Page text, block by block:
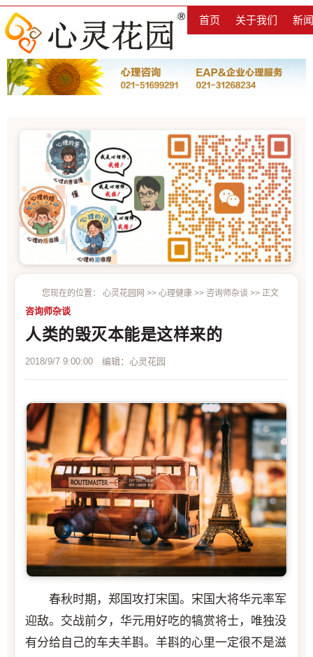
首页 关于我们 新
您现在的位置： 心灵花园网 >> 心理健康 >> 咨询师杂谈 >> 正文
咨询师杂谈
人类的毁灭本能是这样来的
2018/9/7 9:00:00 编辑：心灵花园
春秋时期，郑国攻打宋国。宋国大将华元率军
迎敌。交战前夕，华元用好吃的犒赏将士，唯独没
有分给自己的车夫羊斟。羊斟的心里一定很不是滋